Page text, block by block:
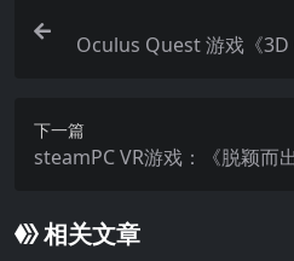
Oculus Quest 游戏《
下一篇
steamPC VR游戏：《脱颖而
相关文章